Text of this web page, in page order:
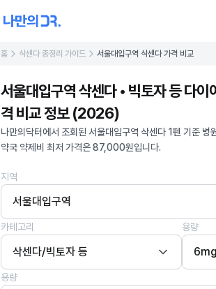
홈 삭센다 총정리 가이드 서울대입구역 삭센다 가격 비교
서울대입구역 삭센다 • 빅토자 등 다
격 비교 정보 (2026)
나만의닥터에서 조회된 서울대입구역 삭센다 1펜 기준
약국 약제비 최저 가격은 87,000원입니다.
지역
서울대입구역
카테고리
삭센다/빅토자 등
용량
6mg
용량